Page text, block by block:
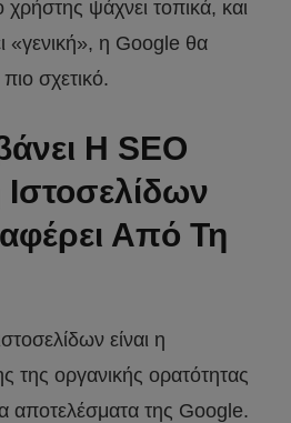
ψάχνει τοπικά, και
«γενική», η Google θα
σχετικό.
Η SEO
Από Τη
είναι η
της οργανικής ορατότητας
αποτελέσματα της Google.